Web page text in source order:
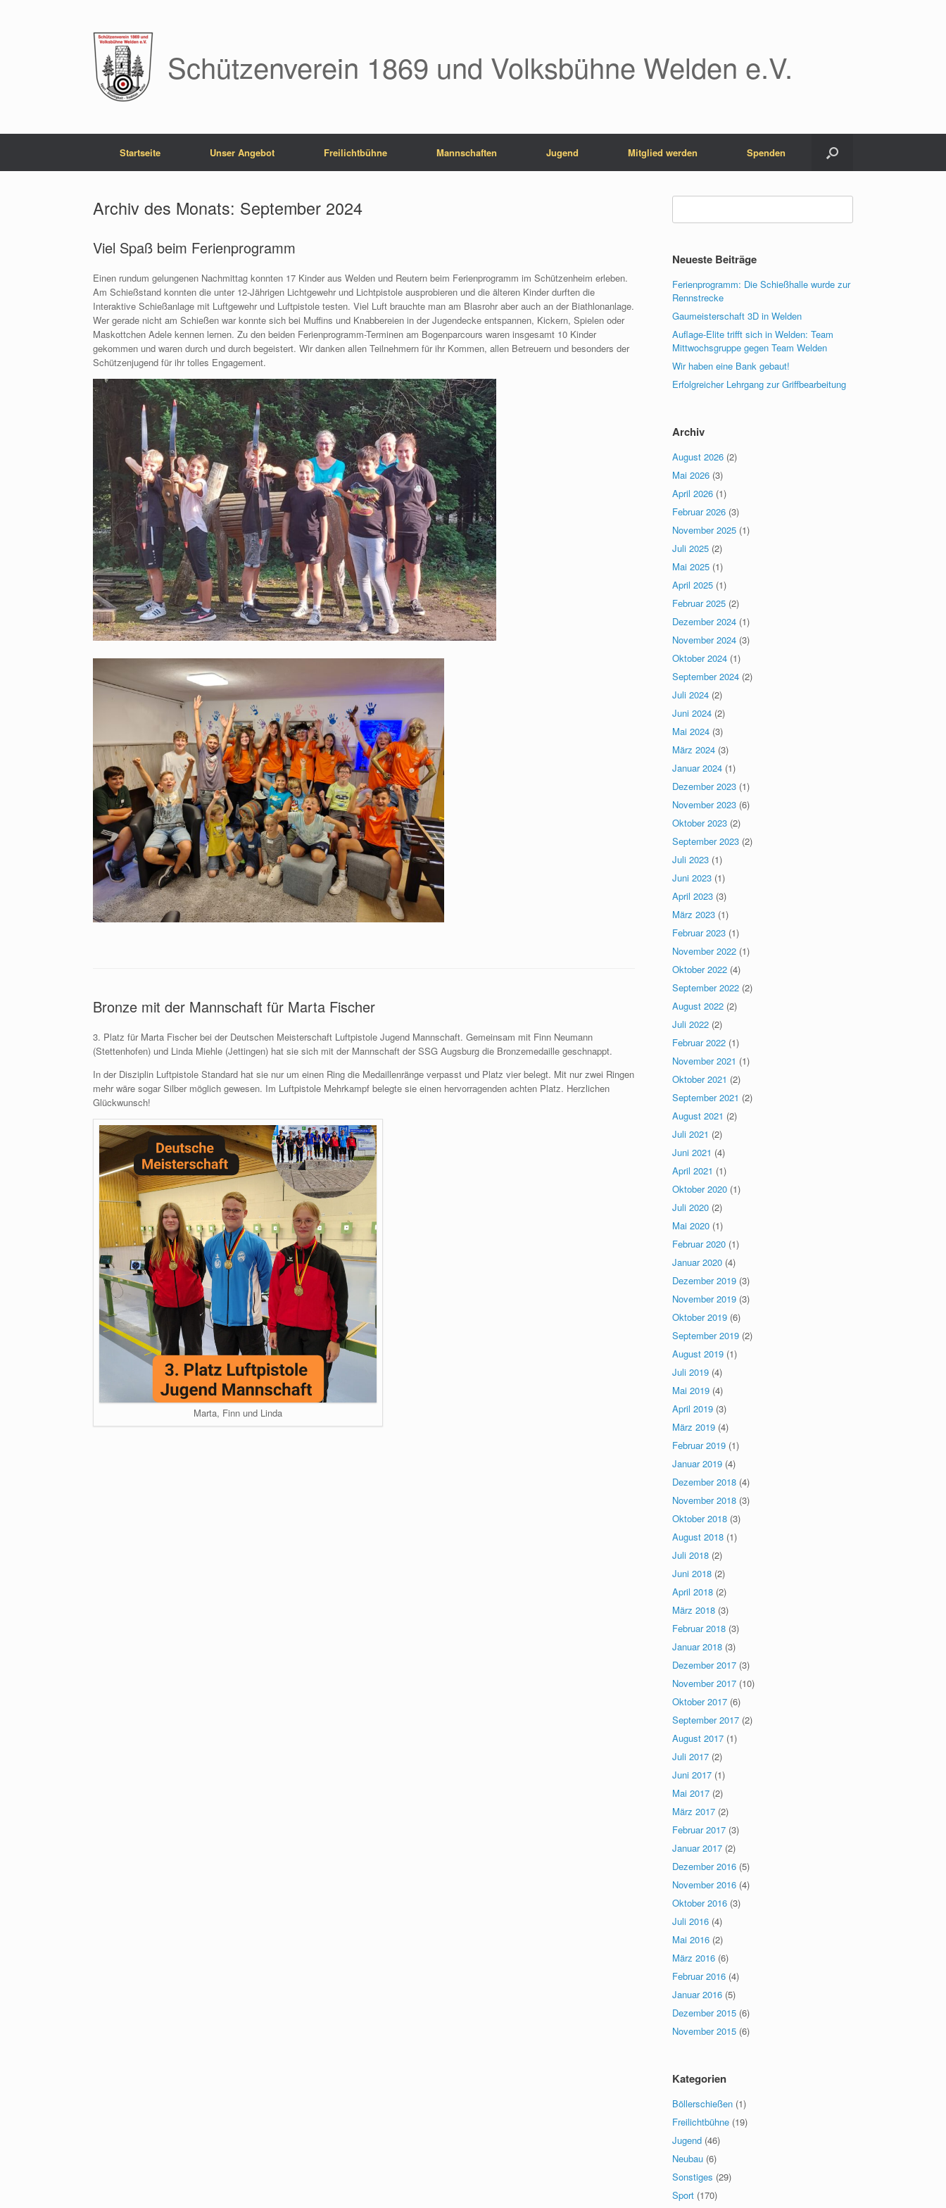
Schützenverein 1869 und Volksbühne Welden e.V.
Startseite Unser Angebot Freilichtbühne Mannschaften Jugend Mitglied werden Spenden
Archiv des Monats: September 2024
Viel Spaß beim Ferienprogramm
Einen rundum gelungenen Nachmittag konnten 17 Kinder aus Welden und Reutern beim Ferienprogramm im Schützenheim erleben.
Am Schießstand konnten die unter 12-Jährigen Lichtgewehr und Lichtpistole ausprobieren und die älteren Kinder durften die
Interaktive Schießanlage mit Luftgewehr und Luftpistole testen. Viel Luft brauchte man am Blasrohr aber auch an der Biathlonanlage.
Wer gerade nicht am Schießen war konnte sich bei Muffins und Knabbereien in der Jugendecke entspannen, Kickern, Spielen oder
Maskottchen Adele kennen lernen. Zu den beiden Ferienprogramm-Terminen am Bogenparcours waren insgesamt 10 Kinder
gekommen und waren durch und durch begeistert. Wir danken allen Teilnehmern für ihr Kommen, allen Betreuern und besonders der
Schützenjugend für ihr tolles Engagement.
Bronze mit der Mannschaft für Marta Fischer
3. Platz für Marta Fischer bei der Deutschen Meisterschaft Luftpistole Jugend Mannschaft. Gemeinsam mit Finn Neumann
(Stettenhofen) und Linda Miehle (Jettingen) hat sie sich mit der Mannschaft der SSG Augsburg die Bronzemedaille geschnappt.
In der Disziplin Luftpistole Standard hat sie nur um einen Ring die Medaillenränge verpasst und Platz vier belegt. Mit nur zwei Ringen
mehr wäre sogar Silber möglich gewesen. Im Luftpistole Mehrkampf belegte sie einen hervorragenden achten Platz. Herzlichen
Glückwunsch!
Marta, Finn und Linda
Suchen
Neueste Beiträge
Ferienprogramm: Die Schießhalle wurde zur
Rennstrecke
Gaumeisterschaft 3D in Welden
Auflage-Elite trifft sich in Welden: Team
Mittwochsgruppe gegen Team Welden
Wir haben eine Bank gebaut!
Erfolgreicher Lehrgang zur Griffbearbeitung
Archiv
August 2026 (2)
Mai 2026 (3)
April 2026 (1)
Februar 2026 (3)
November 2025 (1)
Juli 2025 (2)
Mai 2025 (1)
April 2025 (1)
Februar 2025 (2)
Dezember 2024 (1)
November 2024 (3)
Oktober 2024 (1)
September 2024 (2)
Juli 2024 (2)
Juni 2024 (2)
Mai 2024 (3)
März 2024 (3)
Januar 2024 (1)
Dezember 2023 (1)
November 2023 (6)
Oktober 2023 (2)
September 2023 (2)
Juli 2023 (1)
Juni 2023 (1)
April 2023 (3)
März 2023 (1)
Februar 2023 (1)
November 2022 (1)
Oktober 2022 (4)
September 2022 (2)
August 2022 (2)
Juli 2022 (2)
Februar 2022 (1)
November 2021 (1)
Oktober 2021 (2)
September 2021 (2)
August 2021 (2)
Juli 2021 (2)
Juni 2021 (4)
April 2021 (1)
Oktober 2020 (1)
Juli 2020 (2)
Mai 2020 (1)
Februar 2020 (1)
Januar 2020 (4)
Dezember 2019 (3)
November 2019 (3)
Oktober 2019 (6)
September 2019 (2)
August 2019 (1)
Juli 2019 (4)
Mai 2019 (4)
April 2019 (3)
März 2019 (4)
Februar 2019 (1)
Januar 2019 (4)
Dezember 2018 (4)
November 2018 (3)
Oktober 2018 (3)
August 2018 (1)
Juli 2018 (2)
Juni 2018 (2)
April 2018 (2)
März 2018 (3)
Februar 2018 (3)
Januar 2018 (3)
Dezember 2017 (3)
November 2017 (10)
Oktober 2017 (6)
September 2017 (2)
August 2017 (1)
Juli 2017 (2)
Juni 2017 (1)
Mai 2017 (2)
März 2017 (2)
Februar 2017 (3)
Januar 2017 (2)
Dezember 2016 (5)
November 2016 (4)
Oktober 2016 (3)
Juli 2016 (4)
Mai 2016 (2)
März 2016 (6)
Februar 2016 (4)
Januar 2016 (5)
Dezember 2015 (6)
November 2015 (6)
Kategorien
Böllerschießen (1)
Freilichtbühne (19)
Jugend (46)
Neubau (6)
Sonstiges (29)
Sport (170)